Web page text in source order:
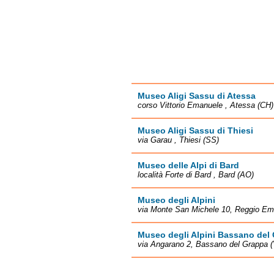
Museo Aligi Sassu di Atessa
corso Vittorio Emanuele , Atessa (CH)
Museo Aligi Sassu di Thiesi
via Garau , Thiesi (SS)
Museo delle Alpi di Bard
località Forte di Bard , Bard (AO)
Museo degli Alpini
via Monte San Michele 10, Reggio
Museo degli Alpini Bassano del
via Angarano 2, Bassano del Grappa